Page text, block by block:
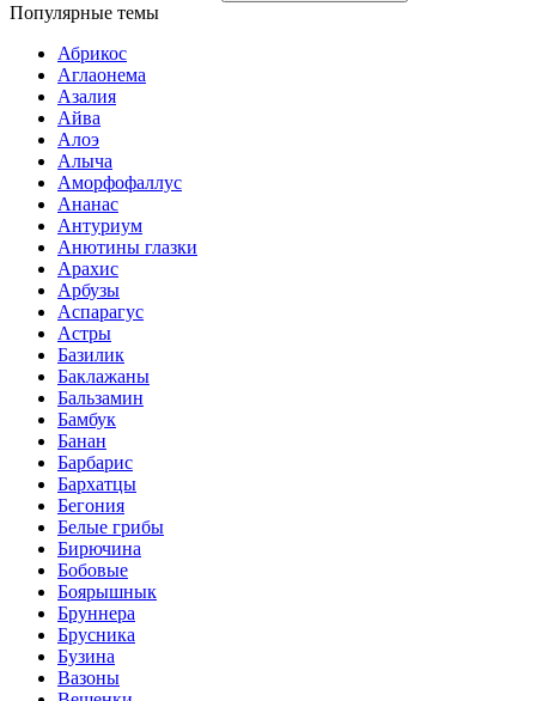
Популярные темы
Абрикос
Аглаонема
Азалия
Айва
Алоэ
Алыча
Аморфофаллус
Ананас
Антуриум
Анютины глазки
Арахис
Арбузы
Аспарагус
Астры
Базилик
Баклажаны
Бальзамин
Бамбук
Банан
Барбарис
Бархатцы
Бегония
Белые грибы
Бирючина
Бобовые
Боярышнык
Бруннера
Брусника
Бузина
Вазоны